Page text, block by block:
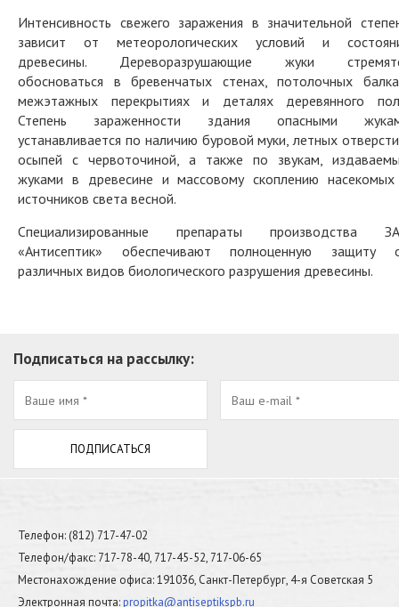
Интенсивность свежего заражения в значительной
зависит от метеорологических условий и
древесины. Дереворазрушающие жуки
обосноваться в бревенчатых стенах, потолочных
межэтажных перекрытиях и деталях деревянного
Степень зараженности здания опасными
устанавливается по наличию буровой муки, летных
осыпей с червоточиной, а также по звукам,
жуками в древесине и массовому скоплению
источников света весной.
Специализированные препараты производства
«Антисептик» обеспечивают полноценную защиту
различных видов биологического разрушения древесины.
Подписаться на рассылку:
Телефон: (812) 717-47-02
Телефон/факс: 717-78-40, 717-45-52, 717-06-65
Местонахождение офиса: 191036, Санкт-Петербург, 4-я Советская 5
Электронная почта:propitka@antiseptikspb.ru